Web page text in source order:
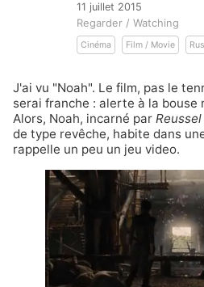
11 juillet 2015
Regarder / Watching
Cinéma Film / Movie
J'ai vu "Noah". Le film, pas le
serai franche : alerte à la bouse
Alors, Noah, incarné par Reussel
de type revêche, habite dans
rappelle un peu un jeu video.